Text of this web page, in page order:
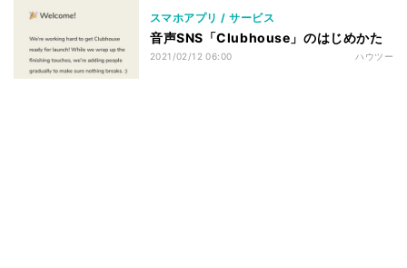
スマホアプリ / サービス
音声SNS「Clubhouse」のはじめかた
2021/02/12 06:00 ハウツー